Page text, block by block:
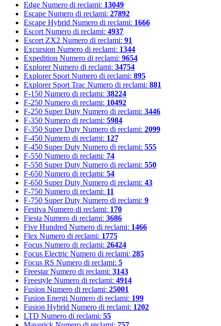
Edge Numero di reclami: 13049
Escape Numero di reclami: 27892
Escape Hybrid Numero di reclami: 1666
Escort Numero di reclami: 4937
Escort ZX2 Numero di reclami: 91
Excursion Numero di reclami: 1344
Expedition Numero di reclami: 9654
Explorer Numero di reclami: 34754
Explorer Sport Numero di reclami: 895
Explorer Sport Trac Numero di reclami: 881
F-150 Numero di reclami: 38224
F-250 Numero di reclami: 10492
F-250 Super Duty Numero di reclami: 3446
F-350 Numero di reclami: 5984
F-350 Super Duty Numero di reclami: 2099
F-450 Numero di reclami: 127
F-450 Super Duty Numero di reclami: 555
F-550 Numero di reclami: 74
F-550 Super Duty Numero di reclami: 550
F-650 Numero di reclami: 54
F-650 Super Duty Numero di reclami: 43
F-750 Numero di reclami: 11
F-750 Super Duty Numero di reclami: 9
Festiva Numero di reclami: 170
Fiesta Numero di reclami: 3686
Five Hundred Numero di reclami: 1466
Flex Numero di reclami: 1775
Focus Numero di reclami: 26424
Focus Electric Numero di reclami: 285
Focus RS Numero di reclami: 5
Freestar Numero di reclami: 3143
Freestyle Numero di reclami: 4914
Fusion Numero di reclami: 25001
Fusion Energi Numero di reclami: 199
Fusion Hybrid Numero di reclami: 1202
LTD Numero di reclami: 55